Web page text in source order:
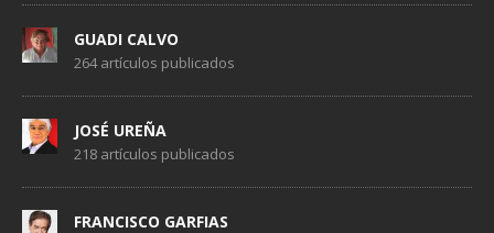
GUADI CALVO
264 artículos publicados
JOSÉ UREÑA
218 artículos publicados
FRANCISCO GARFIAS